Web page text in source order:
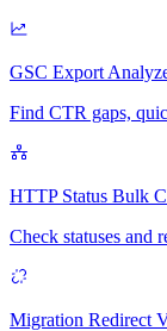
GSC Export
Find CTR gaps,
HTTP Status Bulk
Check statuses and
Migration Redirect